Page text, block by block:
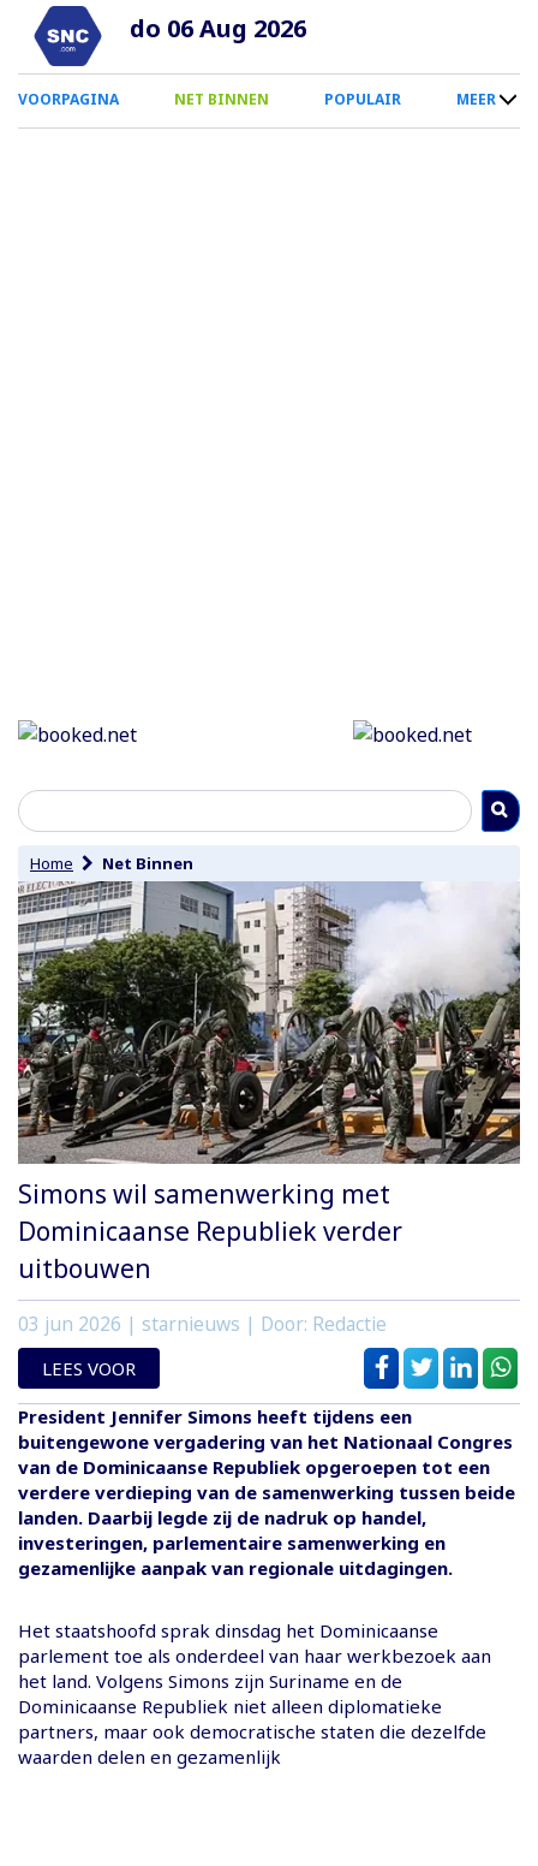
Overslaan
naar
inhoud
do 06 Aug 2026
0
Smartphone
VOORPAGINA NET BINNEN POPULAIR MEER
Home Net Binnen
Simons wil samenwerking met
Dominicaanse Republiek verder
uitbouwen
03 jun 2026 | starnieuws | Door: Redactie
LEES VOOR
President Jennifer Simons heeft tijdens een
buitengewone vergadering van het Nationaal Congres
van de Dominicaanse Republiek opgeroepen tot een
verdere verdieping van de samenwerking tussen beide
landen. Daarbij legde zij de nadruk op handel,
investeringen, parlementaire samenwerking en
gezamenlijke aanpak van regionale uitdagingen.
Het staatshoofd sprak dinsdag het Dominicaanse
parlement toe als onderdeel van haar werkbezoek aan
het land. Volgens Simons zijn Suriname en de
Dominicaanse Republiek niet alleen diplomatieke
partners, maar ook democratische staten die dezelfde
waarden delen en gezamenlijk